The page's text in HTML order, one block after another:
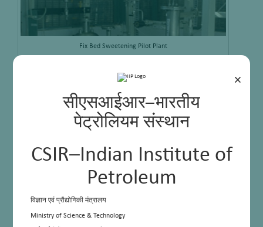
×
सीएसआईआर–भारतीय
पेट्रोलियम संस्थान
CSIR–Indian Institute of
Petroleum
विज्ञान एवं प्रौद्योगिकी मंत्रालय
Ministry of Science & Technology
Fix Bed Sweetening Pilot Plant